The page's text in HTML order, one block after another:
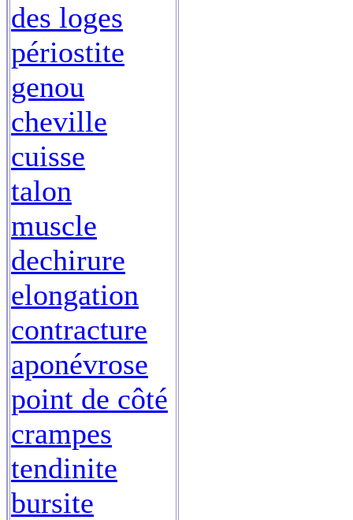
des loges
périostite
genou
cheville
cuisse
talon
muscle
dechirure
elongation
contracture
aponévrose
point de côté
crampes
tendinite
bursite